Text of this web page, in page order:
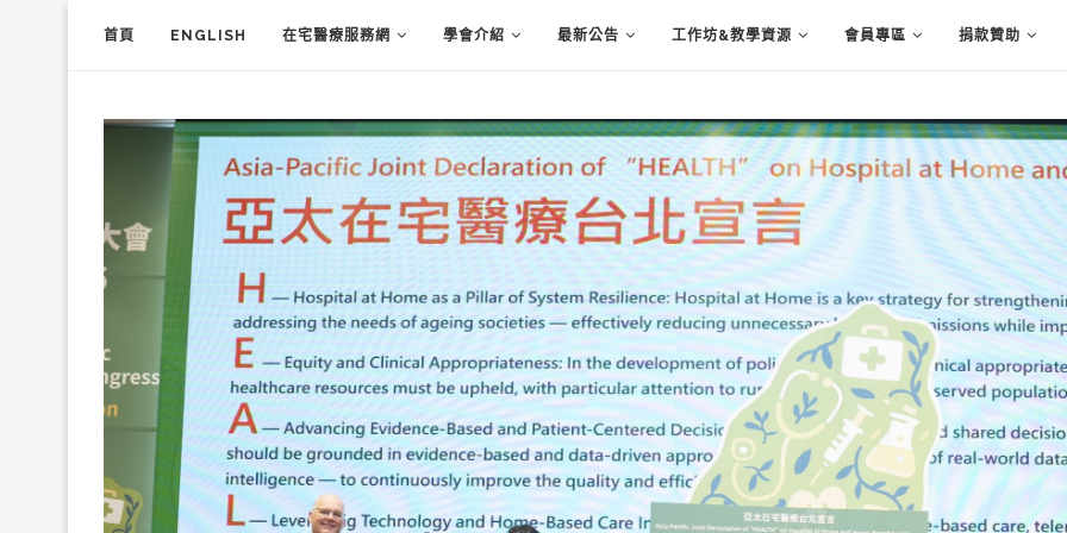
首頁 ENGLISH 在宅醫療服務網 學會介紹 最新公告 工作坊&教學資源 會員專區 捐款贊助